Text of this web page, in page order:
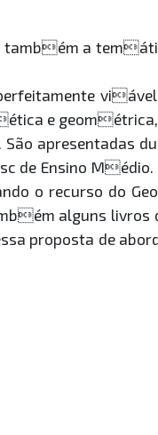
também a
e
apresentadas
de Ensino
o recurso do
alguns
proposta de